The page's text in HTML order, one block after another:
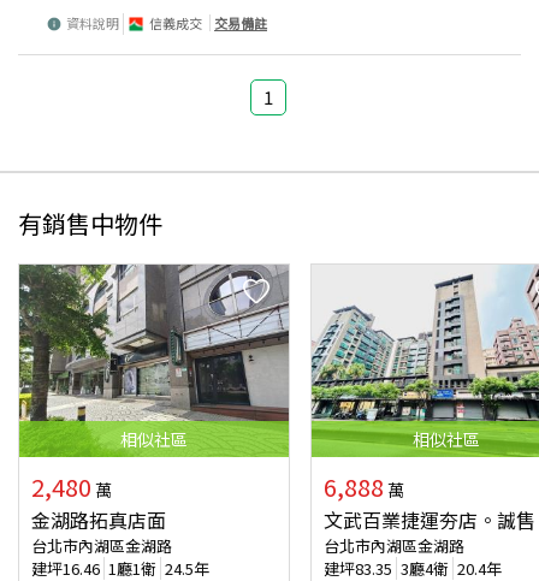
資料說明 信義成交 交易備註
1
有銷售中物件
相似社區
2,480 萬
金湖路拓真店面
台北市內湖區金湖路
建坪16.46 1廳1衛 24.5年
相似社區
6,888 萬
文武百業捷運夯店。誠售
台北市內湖區金湖路
建坪83.35 3廳4衛 20.4年